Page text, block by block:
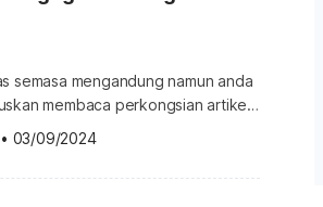
semasa mengandung namun anda
membaca perkongsian artikel
nanas. Untuk
sila dapatkannya di sini.
mengenai tempoh gugur makan
• 03/09/2024